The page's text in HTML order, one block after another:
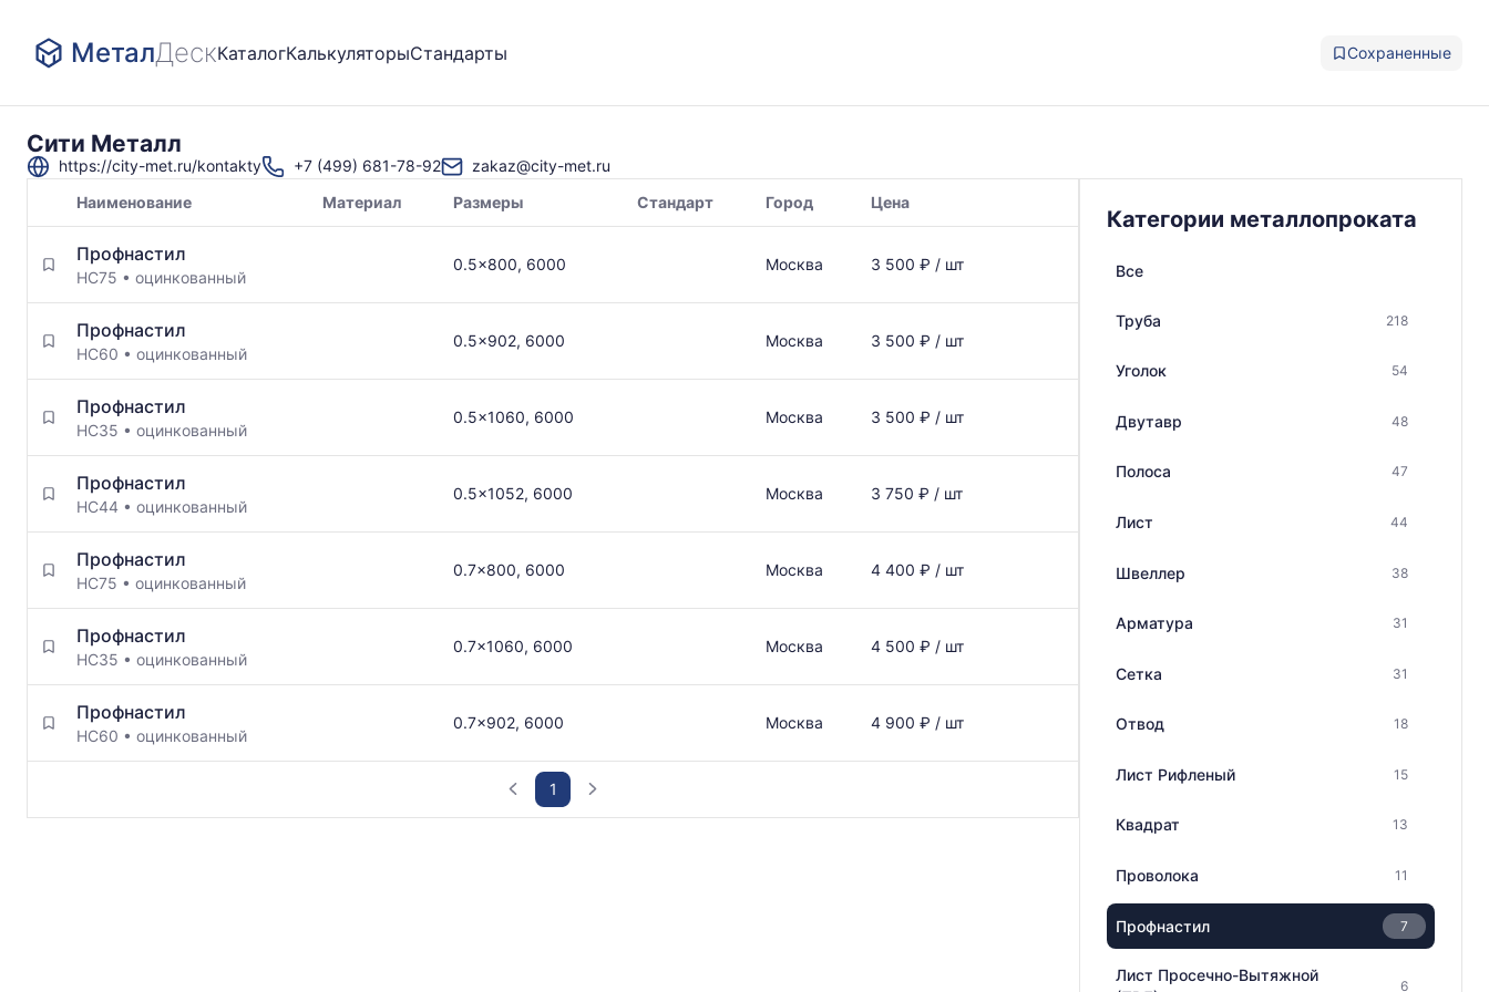
МеталДескКаталогКалькуляторыСтандарты Сохраненные
Сити Металл
https://city-met.ru/kontakty +7 (499) 681-78-92 zakaz@city-met.ru
поставщика
Наименование Материал Размеры Стандарт Город Цена
Профнастил
НС75 • оцинкованный
0.5x800, 6000 Москва 3 500 ₽ / шт
Профнастил
НС60 • оцинкованный
0.5x902, 6000 Москва 3 500 ₽ / шт
Профнастил
НС35 • оцинкованный
0.5x1060, 6000 Москва 3 500 ₽ / шт
Профнастил
НС44 • оцинкованный
0.5x1052, 6000 Москва 3 750 ₽ / шт
Профнастил
НС75 • оцинкованный
0.7x800, 6000 Москва 4 400 ₽ / шт
Профнастил
НС35 • оцинкованный
0.7x1060, 6000 Москва 4 500 ₽ / шт
Профнастил
НС60 • оцинкованный
0.7x902, 6000 Москва 4 900 ₽ / шт
1
Категории металлопроката
Все
Труба 218
Уголок 54
Двутавр 48
Полоса 47
Лист 44
Швеллер 38
Арматура 31
Сетка 31
Отвод 18
Лист Рифленый 15
Квадрат 13
Проволока 11
Профнастил 7
Лист Просечно-Вытяжной
6